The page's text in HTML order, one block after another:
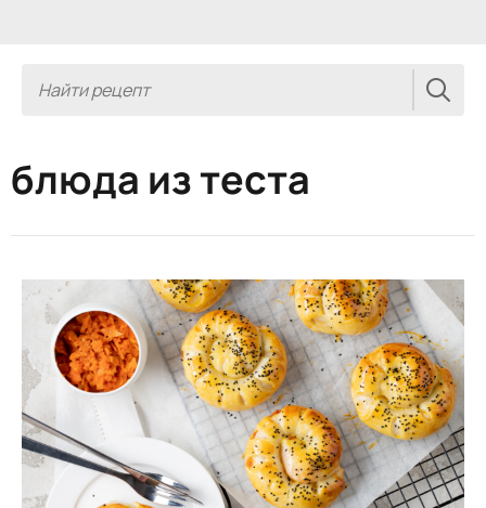
блюда из теста